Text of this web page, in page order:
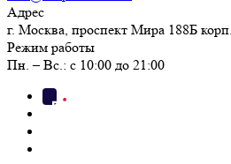
Адрес
г. Москва, проспект Мира 188Б
Режим работы
Пн. – Вс.: с 10:00 до 21:00